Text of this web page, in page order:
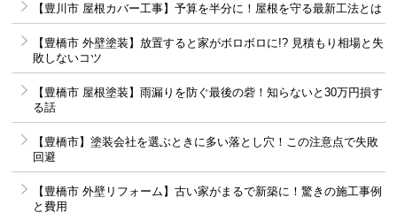
【豊川市 屋根カバー工事】予算を半分に！屋根を守る最新工法とは
【豊橋市 外壁塗装】放置すると家がボロボロに!? 見積もり相場と失
敗しないコツ
【豊橋市 屋根塗装】雨漏りを防ぐ最後の砦！知らないと30万円損す
る話
【豊橋市】塗装会社を選ぶときに多い落とし穴！この注意点で失敗
回避
【豊橋市 外壁リフォーム】古い家がまるで新築に！驚きの施工事例
と費用